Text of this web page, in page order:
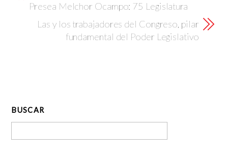
Presea Melchor Ocampo: 75 Legislatura
Las y los trabajadores del Congreso, pilar
fundamental del Poder Legislativo
BUSCAR